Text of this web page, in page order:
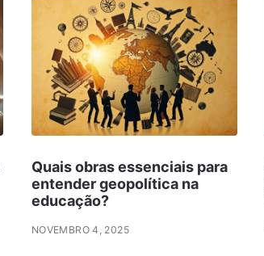
Quais obras essenciais para
entender geopolítica na
educação?
NOVEMBRO 4, 2025